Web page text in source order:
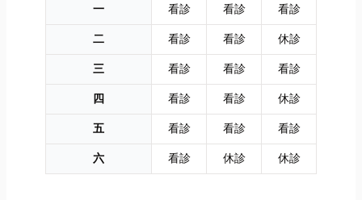
一
看診 看診
看診
二
看診 看診
休診
三
看診 看診
看診
四
看診 看診
休診
五
看診 看診
看診
六
看診 休診 休診